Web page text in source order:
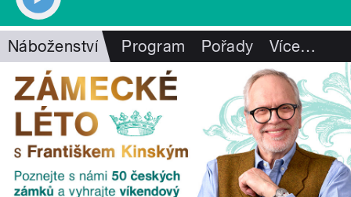
Náboženství Program Pořady Více…